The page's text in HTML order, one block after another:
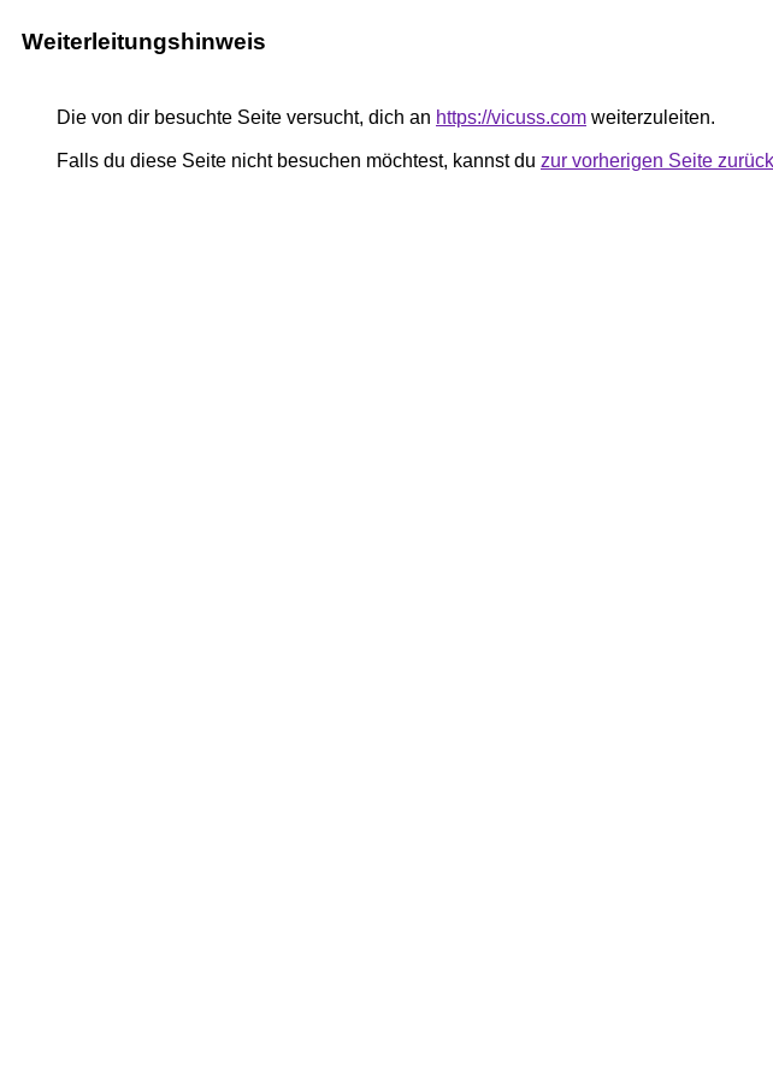
Weiterleitungshinweis
Die von dir besuchte Seite versucht, dich an https://vicuss.com weiterzuleiten.
Falls du diese Seite nicht besuchen möchtest, kannst du zur vorherigen Seite